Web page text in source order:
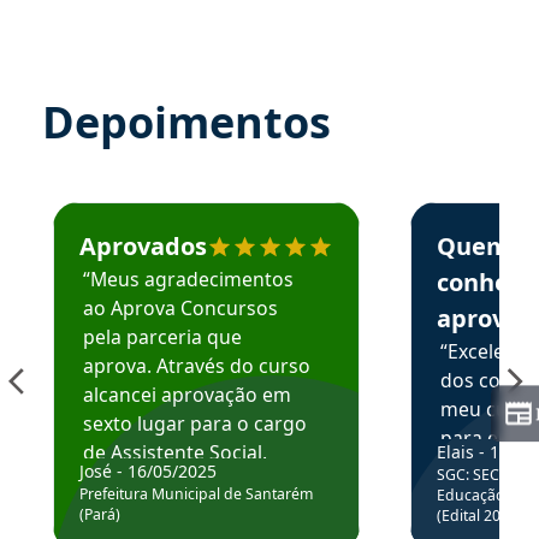
Depoimentos
Estudante José recomenda o Aprova Concursos em
Aprovados
“Meus agradecimentos
ao Aprova Concursos
pela parceria que
aprova. Através do curso
alcancei aprovação em
sexto lugar para o cargo
de Assistente Social.
Hoje estou atuando na
Prefeitura de Santarém.
José - 16/05/2025
Prefeitura Municipal de Santarém
(Pará)
Estudante
Quem
aprova
dos
meu
para
colocar
através
de
Elais - 15/
SGC: SEC BA
Educação
(Edital